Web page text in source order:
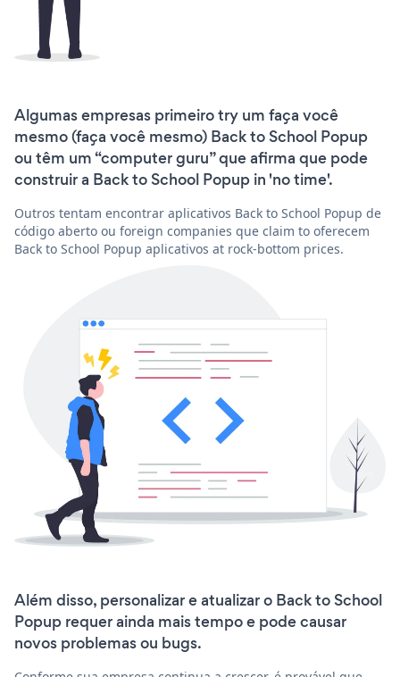
Algumas empresas primeiro try um faça você
mesmo (faça você mesmo) Back to School Popup
ou têm um “computer guru” que afirma que pode
construir a Back to School Popup in 'no time'.
Outros tentam encontrar aplicativos Back to School Popup de
código aberto ou foreign companies que claim to oferecem
Back to School Popup aplicativos at rock-bottom prices.
Além disso, personalizar e atualizar o Back to School
Popup requer ainda mais tempo e pode causar
novos problemas ou bugs.